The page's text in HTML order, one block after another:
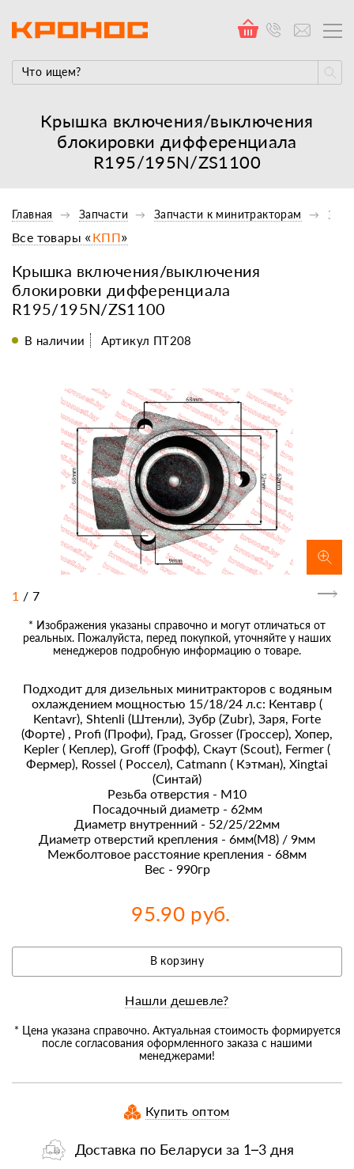
Крышка включения/выключения
блокировки дифференциала
R195/195N/ZS1100
Главная Запчасти Запчасти к минитракторам
Крышка включения/выключения
блокировки дифференциала
R195/195N/ZS1100
Все товары «КПП»
В наличии Артикул ПТ208
1 / 7
* Изображения указаны справочно и могут отличаться от
реальных. Пожалуйста, перед покупкой, уточняйте у наших
менеджеров подробную информацию о товаре.
Подходит для дизельных минитракторов с водяным
охлаждением мощностью 15/18/24 л.с: Кентавр (
Kentavr), Shtenli (Штенли), Зубр (Zubr), Заря, Forte
(Форте) , Profi (Профи), Град, Grosser (Гроссер), Хопер,
Kepler ( Кеплер), Groff (Грофф), Скаут (Scout), Fermer (
Фермер), Rossel ( Россел), Catmann ( Кэтман), Xingtai
(Синтай)
Резьба отверстия - М10
Посадочный диаметр - 62мм
Диаметр внутренний - 52/25/22мм
Диаметр отверстий крепления - 6мм(М8) / 9мм
Межболтовое расстояние крепления - 68мм
Вес - 990гр
95.90 руб.
В корзину
Нашли дешевле?
* Цена указана справочно. Актуальная стоимость формируется
после согласования оформленного заказа с нашими
менеджерами!
Купить оптом
Доставка по Беларуси за 1–3 дня